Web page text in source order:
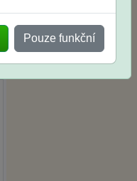
Pouze funkční